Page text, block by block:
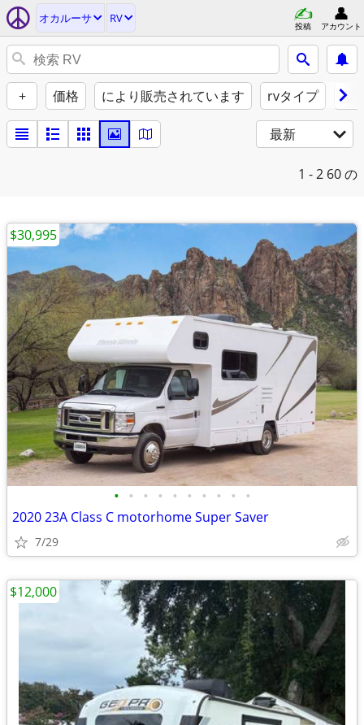
オカルーサ RV
投稿 アカウント
+ 価格 により販売されています rvタイプ 型
最新
1 - 2 60 の
• • • • • • • • • •
2020 23A Class C motorhome Super Saver
7/29
$30,995
$12,000